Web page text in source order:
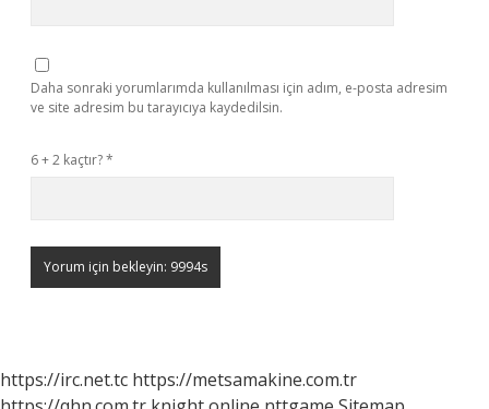
Daha sonraki yorumlarımda kullanılması için adım, e-posta adresim
ve site adresim bu tarayıcıya kaydedilsin.
6 + 2 kaçtır?*
https://irc.net.tc https://metsamakine.com.tr